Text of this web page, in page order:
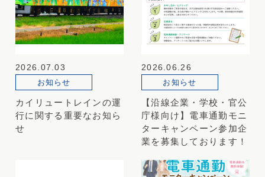
2026.07.03
お知らせ
カイリュートレインの運
行に関する重要なお知ら
せ
2026.06.26
お知らせ
【沿線企業・学校・官公
庁様向け】電車通勤モニ
ターキャンペーン参加企
業を募集しております！